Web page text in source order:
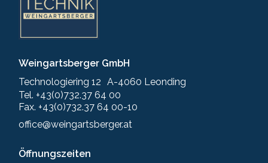
Weingartsberger GmbH
Technologiering 12 A-4060 Leonding
Tel. +43(0)732.37 64 00
Fax. +43(0)732.37 64 00-10
office@weingartsberger.at
Öffnungszeiten